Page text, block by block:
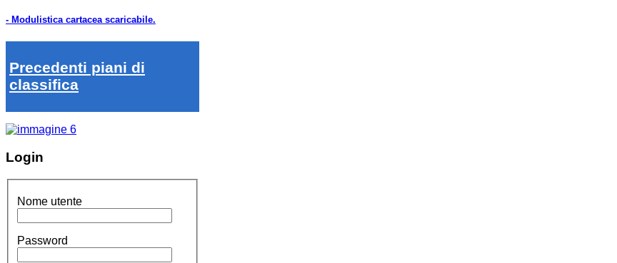
- Modulistica cartacea scaricabile.
Precedenti piani di
classifica
Login
Nome utente
Password